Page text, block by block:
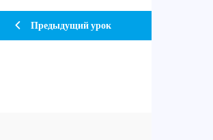
Предыдущий урок